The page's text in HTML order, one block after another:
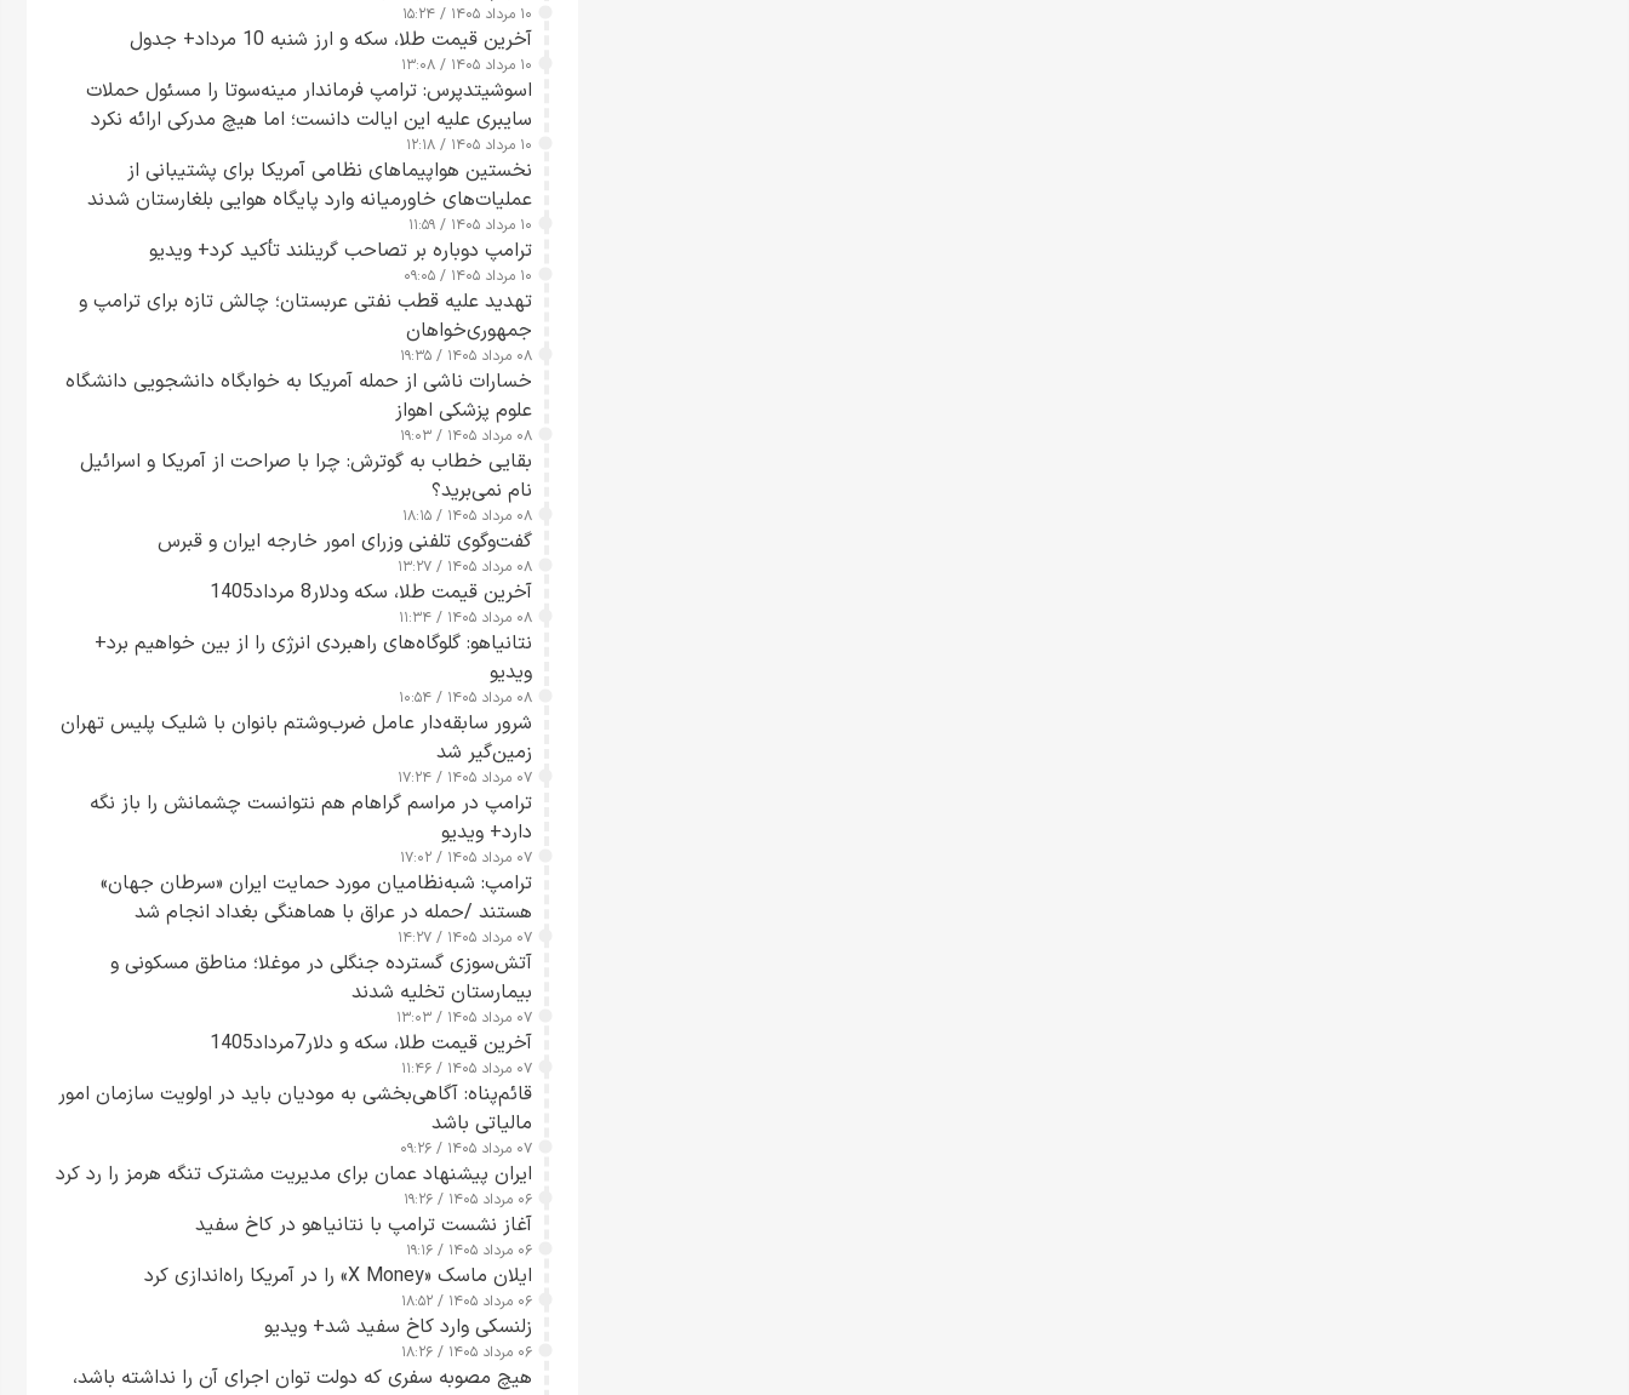
۱۰ مرداد ۱۴۰۵ / ۱۵:۲۴
آخرین قیمت طلا، سکه و ارز شنبه 10 مرداد+ جدول
۱۰ مرداد ۱۴۰۵ / ۱۳:۰۸
اسوشیتدپرس: ترامپ فرماندار مینه‌سوتا را مسئول حملات
سایبری علیه این ایالت دانست؛ اما هیچ مدرکی ارائه نکرد
۱۰ مرداد ۱۴۰۵ / ۱۲:۱۸
نخستین هواپیماهای نظامی آمریکا برای پشتیبانی از
عملیات‌های خاورمیانه وارد پایگاه هوایی بلغارستان شدند
۱۰ مرداد ۱۴۰۵ / ۱۱:۵۹
ترامپ دوباره بر تصاحب گرینلند تأکید کرد+ ویدیو
۱۰ مرداد ۱۴۰۵ / ۰۹:۰۵
تهدید علیه قطب نفتی عربستان؛ چالش تازه برای ترامپ و
جمهوری‌خواهان
۰۸ مرداد ۱۴۰۵ / ۱۹:۳۵
خسارات ناشی از حمله آمریکا به خوابگاه دانشجویی دانشگاه
علوم پزشکی اهواز
۰۸ مرداد ۱۴۰۵ / ۱۹:۰۳
بقایی خطاب به گوترش: چرا با صراحت از آمریکا و اسرائیل
نام نمی‌برید؟
۰۸ مرداد ۱۴۰۵ / ۱۸:۱۵
گفت‌وگوی تلفنی وزرای امور خارجه ایران و قبرس
۰۸ مرداد ۱۴۰۵ / ۱۳:۲۷
آخرین قیمت طلا، سکه ودلار8 مرداد1405
۰۸ مرداد ۱۴۰۵ / ۱۱:۳۴
نتانیاهو: گلوگاه‌های راهبردی انرژی را از بین خواهیم برد+
ویدیو
۰۸ مرداد ۱۴۰۵ / ۱۰:۵۴
شرور سابقه‌دار عامل ضرب‌وشتم بانوان با شلیک پلیس تهران
زمین‌گیر شد
۰۷ مرداد ۱۴۰۵ / ۱۷:۲۴
ترامپ در مراسم گراهام هم نتوانست چشمانش را باز نگه
دارد+ ویدیو
۰۷ مرداد ۱۴۰۵ / ۱۷:۰۲
ترامپ: شبه‌نظامیان مورد حمایت ایران «سرطان جهان»
هستند /حمله در عراق با هماهنگی بغداد انجام شد
۰۷ مرداد ۱۴۰۵ / ۱۴:۲۷
آتش‌سوزی گسترده جنگلی در موغلا؛ مناطق مسکونی و
بیمارستان تخلیه شدند
۰۷ مرداد ۱۴۰۵ / ۱۳:۰۳
آخرین قیمت طلا، سکه و دلار7مرداد1405
۰۷ مرداد ۱۴۰۵ / ۱۱:۴۶
قائم‌پناه: آگاهی‌بخشی به مودیان باید در اولویت سازمان امور
مالیاتی باشد
۰۷ مرداد ۱۴۰۵ / ۰۹:۲۶
ایران پیشنهاد عمان برای مدیریت مشترک تنگه هرمز را رد کرد
۰۶ مرداد ۱۴۰۵ / ۱۹:۲۶
آغاز نشست ترامپ با نتانیاهو در کاخ سفید
۰۶ مرداد ۱۴۰۵ / ۱۹:۱۶
ایلان ماسک «X Money» را در آمریکا راه‌اندازی کرد
۰۶ مرداد ۱۴۰۵ / ۱۸:۵۲
زلنسکی وارد کاخ سفید شد+ ویدیو
۰۶ مرداد ۱۴۰۵ / ۱۸:۲۶
هیچ مصوبه سفری که دولت توان اجرای آن را نداشته باشد،